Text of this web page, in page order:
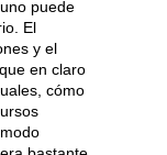
puede
El
y el
en claro
cómo